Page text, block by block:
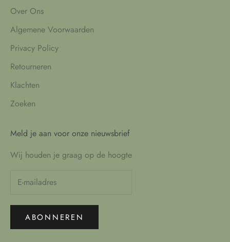
Over Ons
Algemene Voorwaarden
Privacy Policy
Retourneren
Klachten
Zoeken
Meld je aan voor onze nieuwsbrief
Wij houden je graag op de hoogte
ABONNEREN